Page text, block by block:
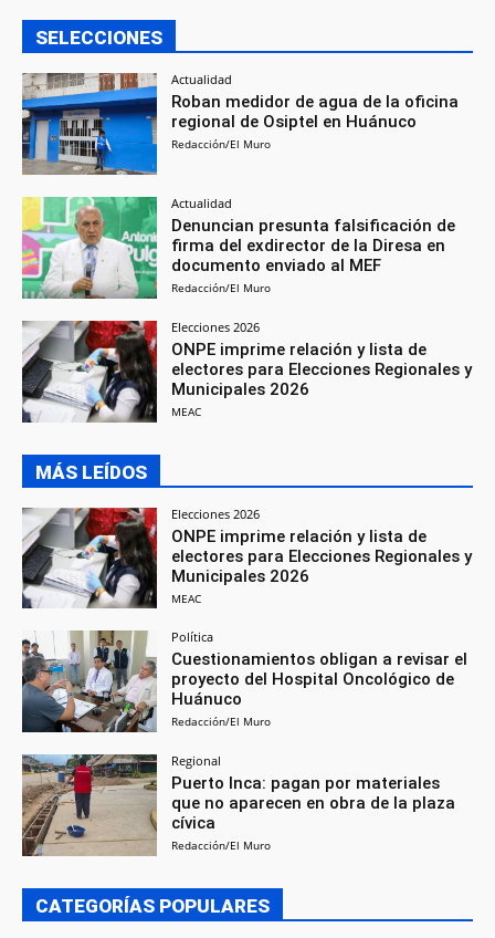
SELECCIONES
Actualidad
Roban medidor de agua de la oficina
regional de Osiptel en Huánuco
Redacción/El Muro
Actualidad
Denuncian presunta falsificación de
firma del exdirector de la Diresa en
documento enviado al MEF
Redacción/El Muro
Elecciones 2026
ONPE imprime relación y lista de
electores para Elecciones Regionales y
Municipales 2026
MEAC
MÁS LEÍDOS
Elecciones 2026
ONPE imprime relación y lista de
electores para Elecciones Regionales y
Municipales 2026
MEAC
Política
Cuestionamientos obligan a revisar el
proyecto del Hospital Oncológico de
Huánuco
Redacción/El Muro
Regional
Puerto Inca: pagan por materiales
que no aparecen en obra de la plaza
cívica
Redacción/El Muro
CATEGORÍAS POPULARES